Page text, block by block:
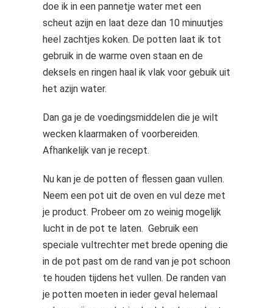
doe ik in een pannetje water met een
scheut azijn en laat deze dan 10 minuutjes
heel zachtjes koken. De potten laat ik tot
gebruik in de warme oven staan en de
deksels en ringen haal ik vlak voor gebuik uit
het azijn water.
Dan ga je de voedingsmiddelen die je wilt
wecken klaarmaken of voorbereiden.
Afhankelijk van je recept.
Nu kan je de potten of flessen gaan vullen.
Neem een pot uit de oven en vul deze met
je product. Probeer om zo weinig mogelijk
lucht in de pot te laten. Gebruik een
speciale vultrechter met brede opening die
in de pot past om de rand van je pot schoon
te houden tijdens het vullen. De randen van
je potten moeten in ieder geval helemaal